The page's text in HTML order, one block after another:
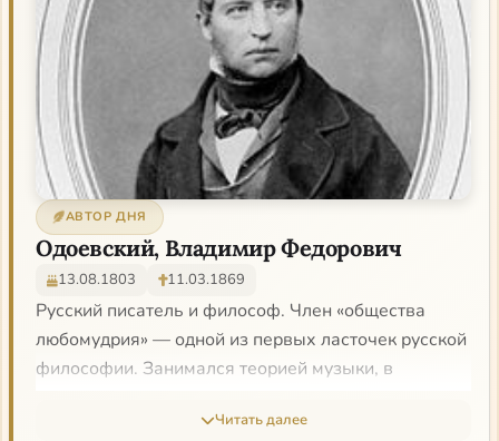
АВТОР ДНЯ
Одоевский, Владимир Федорович
13.08.1803 11.03.1869
Русский писатель и философ. Член «общества
любомудрия» — одной из первых ласточек русской
философии. Занимался теорией музыки, в
народного просвещения и благотворительностью
Читать далее